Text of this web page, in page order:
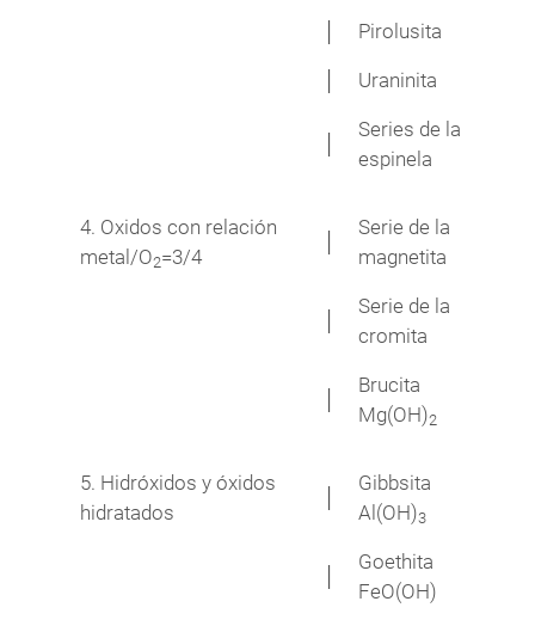
Pirolusita
Uraninita
Series de la
espinela
4. Oxidos con relación
metal/O2=3/4
Serie de la
magnetita
Serie de la
cromita
Brucita
Mg(OH)2
5. Hidróxidos y óxidos
hidratados
Gibbsita
Al(OH)3
Goethita
FeO(OH)